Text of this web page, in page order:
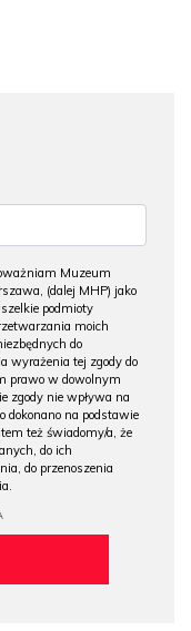
Muzeum
(dalej MHP) jako
podmioty
moich
do
wyrażenia tej zgody do
prawo w dowolnym
zgody nie wpływa na
dokonano na podstawie
też świadomy/a, że
do ich
do przenoszenia